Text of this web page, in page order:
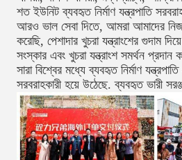
শত ইউনিট ব্যবহৃত নির্মাণ যন্ত্রপাতি
আরও ভাল সেবা দিতে, আমরা আমাদের
করেছি, পেশাদার খুচরা যন্ত্রাংশের গুদাম
সংস্কার এবং খুচরা যন্ত্রাংশ সমর্থন
সারা বিশ্বের মধ্যে ব্যবহৃত নির্মাণ
সরবরাহকারী হয়ে উঠেছে. ব্যবহৃত ভারী